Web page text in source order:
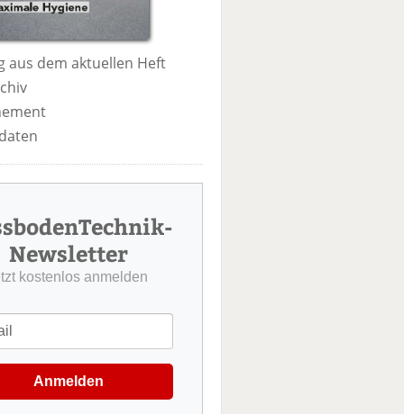
aus dem aktuellen Heft
Newsletter
kostenlos anmelden
Anmelden